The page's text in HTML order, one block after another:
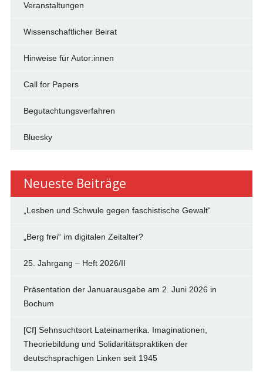
Veranstaltungen
Wissenschaftlicher Beirat
Hinweise für Autor:innen
Call for Papers
Begutachtungsverfahren
Bluesky
Neueste Beiträge
„Lesben und Schwule gegen faschistische Gewalt“
„Berg frei“ im digitalen Zeitalter?
25. Jahrgang – Heft 2026/II
Präsentation der Januarausgabe am 2. Juni 2026 in
Bochum
[Cf] Sehnsuchtsort Lateinamerika. Imaginationen,
Theoriebildung und Solidaritätspraktiken der
deutschsprachigen Linken seit 1945